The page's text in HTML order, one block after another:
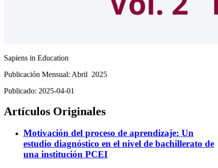
Sapiens in Education
Publicación Mensual: Abril 2025
Publicado: 2025-04-01
Artículos Originales
Motivación del proceso de aprendizaje: Un
estudio diagnóstico en el nivel de bachillerato de
una institución PCEI